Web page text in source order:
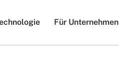
Für Unternehmen